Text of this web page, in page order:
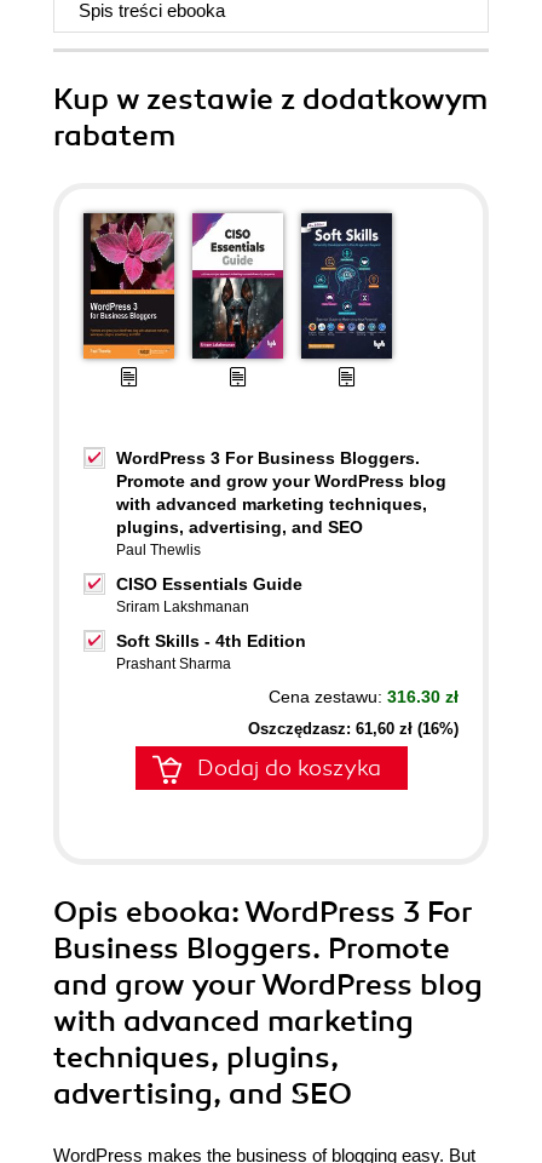
Spis treści ebooka
Kup w zestawie z dodatkowym
rabatem
WordPress 3 For Business Bloggers.
Promote and grow your WordPress blog
with advanced marketing techniques,
plugins, advertising, and SEO
Paul Thewlis
CISO Essentials Guide
Sriram Lakshmanan
Soft Skills - 4th Edition
Prashant Sharma
Cena zestawu: 316.30 zł
Oszczędzasz: 61,60 zł (16%)
Dodaj do koszyka
Opis ebooka: WordPress 3 For
Business Bloggers. Promote
and grow your WordPress blog
with advanced marketing
techniques, plugins,
advertising, and SEO
WordPress makes the business of blogging easy. But